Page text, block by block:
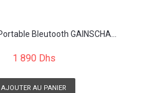
Bleutooth GAINSCHA...
1 890 Dhs
AJOUTER AU PANIER